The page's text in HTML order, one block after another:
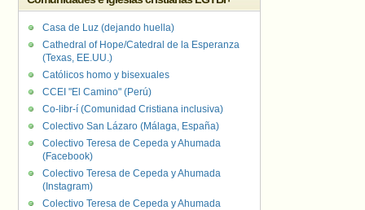
Casa de Luz (dejando huella)
Cathedral of Hope/Catedral de la Esperanza
(Texas, EE.UU.)
Católicos homo y bisexuales
CCEI "El Camino" (Perú)
Co-libr-í (Comunidad Cristiana inclusiva)
Colectivo San Lázaro (Málaga, España)
Colectivo Teresa de Cepeda y Ahumada
(Facebook)
Colectivo Teresa de Cepeda y Ahumada
(Instagram)
Colectivo Teresa de Cepeda y Ahumada